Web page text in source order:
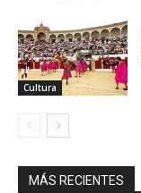
Cultura
MÁS RECIENTES